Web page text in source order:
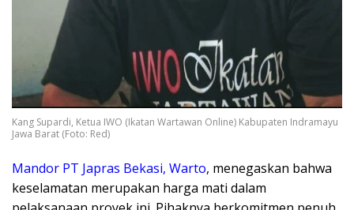
Kang Supardi, Ketua IWO (Ikatan Wartawan Online) Kabupaten Indramayu
Jawa Barat (Foto: Red)
​Mandor PT Japras Bekasi, Warto, menegaskan bahwa
keselamatan merupakan harga mati dalam